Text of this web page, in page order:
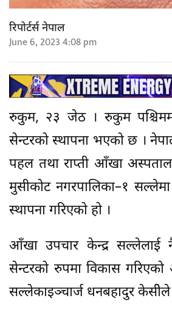
रिपोर्टर्स नेपाल
June 6, 2023 4:08 pm
रुकुम, २३ जेठ । रुकुम
सेन्टरको स्थापना भएको छ ।
पहल तथा राप्ती आँखा
मुसीकोट नगरपालिका–१
स्थापना गरिएको हो ।
आँखा उपचार केन्द्र
सेन्टरको रुपमा विकास
सल्लेकाइञ्चार्ज धनबहादुर केसीेले